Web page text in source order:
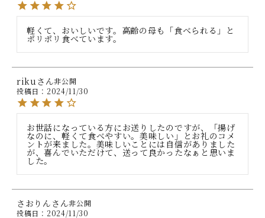
軽くて、おいしいです。高齢の母も「食べられる」と
ポリポリ食べています。
riku
非公開
投稿日
2024/11/30
お世話になっている方にお送りしたのですが、「揚げ
なのに、軽くて食べやすい。美味しい」とお礼のコメ
ントが来ました。美味しいことには自信がありました
が、喜んでいただけて、送って良かったなぁと思いま
した。
さおりん
非公開
投稿日
2024/11/30